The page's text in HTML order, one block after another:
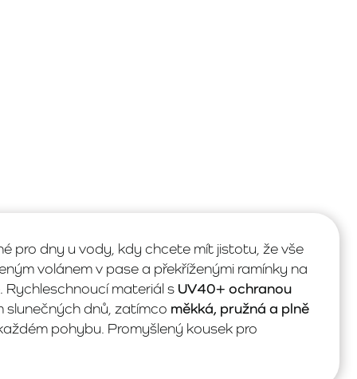
pro dny u vody, kdy chcete mít jistotu, že vše
volánem v pase a překříženými ramínky na
materiál s UV40+ ochranou
slunečných dnů, zatímco měkká, pružná a plně
pohybu. Promyšlený kousek pro